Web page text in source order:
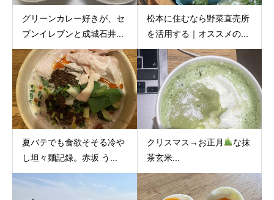
グリーンカレー好きが、セ
ブンイレブンと成城石井...
松本に住むなら野菜直売所
を活用する｜オススメの...
夏バテでも食欲そそる冷や
し坦々麺記録。赤坂 う...
クリスマス→お正月
な抹
茶玄米...